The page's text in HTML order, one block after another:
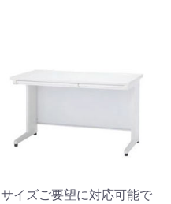
サイズご要望に対応可能で